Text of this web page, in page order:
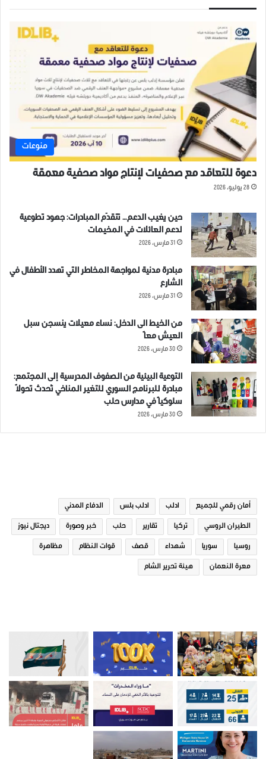
منوعات
دعوة للتعاقد مع صحفيات لإنتاج مواد صحفية معمقة
28 يوليو، 2026
حين يغيب الدعم… تتقدّم المبادرات: جهود تطوعية
لدعم العائلات في المخيمات
31 مارس، 2026
مبادرة مدنية لمواجهة المخاطر التي تهدد الأطفال في
الشارع
31 مارس، 2026
من الخيط الى الدخل: نساء معيلات ينسجن سبل
العيش معاً
30 مارس، 2026
التوعية البيئية من الصفوف المدرسية إلى المجتمع:
مبادرة للبرنامج السوري للتغير المناخي تُحدث تحولاً
سلوكياً في مدارس حلب
30 مارس، 2026
أمان رقمي للجميع ادلب ادلب بلس الدفاع المدني
الطيران الروسي تركيا تقارير حلب خبر وصورة ديجتال نيوز
روسيا سوريا شهداء قصف قوات النظام مظاهرة
معرة النعمان هيئة تحرير الشام